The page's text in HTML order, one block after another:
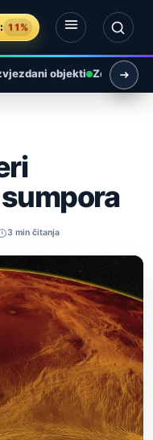
11%
objekti Zemlja i
3 min čitanja